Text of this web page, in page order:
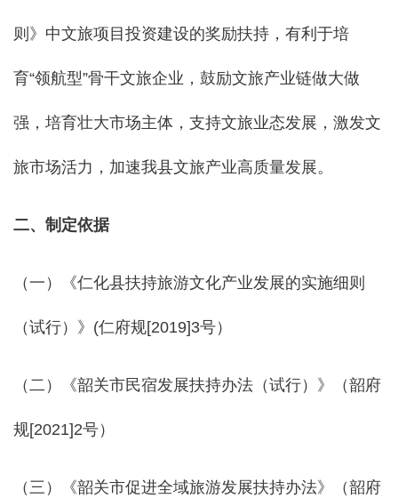
则》中文旅项目投资建设的奖励扶持，有利于培
育“领航型”骨干文旅企业，鼓励文旅产业链做大做
强，培育壮大市场主体，支持文旅业态发展，激发文
旅市场活力，加速我县文旅产业高质量发展。
二、 制定依据
（一）《仁化县扶持旅游文化产业发展的实施细则
（试行）》(仁府规[2019]3号）
（二）《韶关市民宿发展扶持办法（试行）》（韶府
规[2021]2号）
（三）《韶关市促进全域旅游发展扶持办法》（韶府